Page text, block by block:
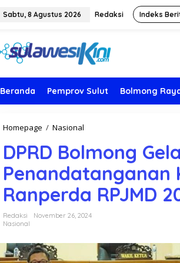
Sabtu, 8 Agustus 2026 Redaksi Indeks
Beranda Pemprov Sulut Bolmong
Homepage / Nasional
R
D
B
o
l
m
o
G
DPRD Bolmong
Penandatanganan
Ranperda RPJMD
Redaksi
November 26, 2024
Nasional